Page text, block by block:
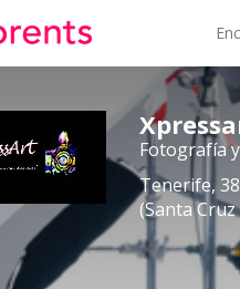
Fotografía
Tenerife,
(Santa